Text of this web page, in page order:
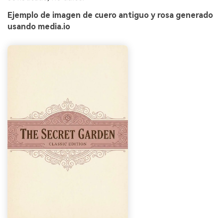
Ejemplo de imagen de cuero antiguo y rosa generado
usando media.io